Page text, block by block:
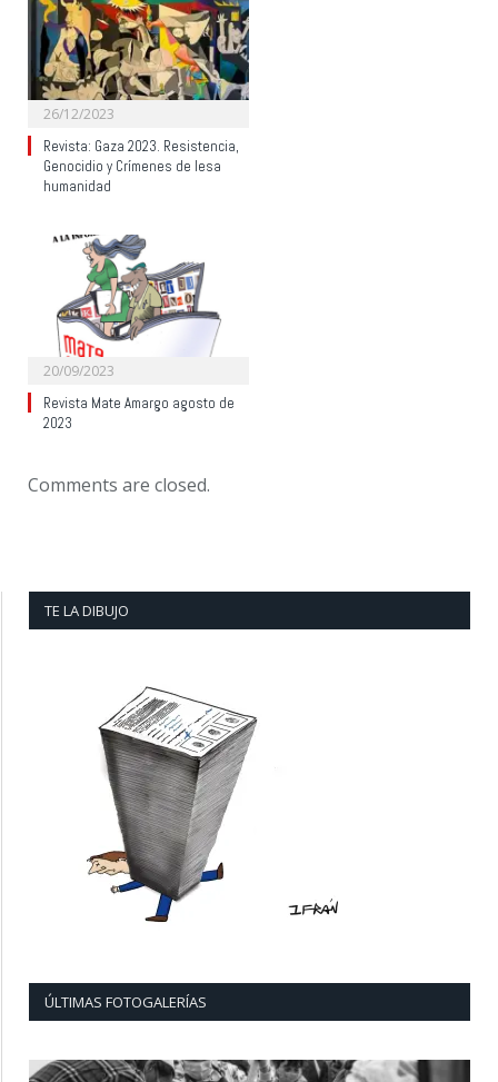
26/12/2023
Revista: Gaza 2023. Resistencia,
Genocidio y Crímenes de lesa
humanidad
20/09/2023
Revista Mate Amargo agosto de
2023
Comments are closed.
TE LA DIBUJO
ÚLTIMAS FOTOGALERÍAS